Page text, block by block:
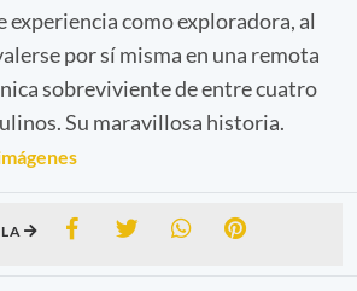
experiencia como exploradora, al
por sí misma en una remota
sobreviviente de entre cuatro
Su maravillosa historia.